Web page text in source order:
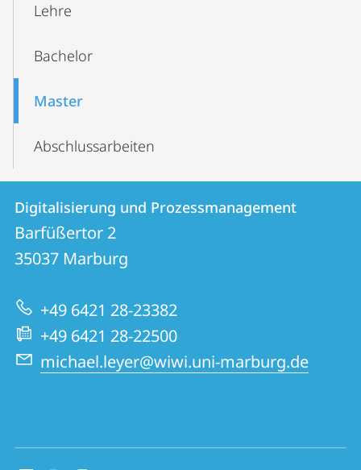
Navigation
Lehre
Bachelor
Master
Abschlussarbeiten
Kontakt
und
Informationen
zur
Website
Kontaktinformationen
Digitalisierung
und
Prozessmanagement
Digitalisierung und Prozessmanagement
Barfüßertor 2
35037 Marburg
+49 6421 28-23382
+49 6421 28-22500
michael.leyer@wiwi.uni-marburg.de